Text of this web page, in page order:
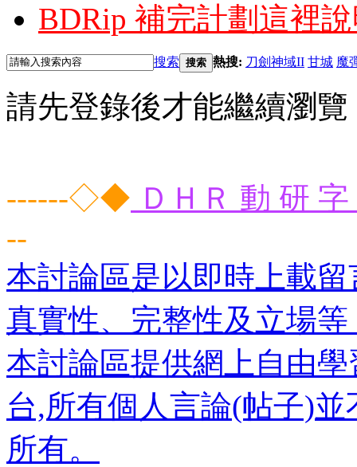
BDRip 補完計劃 這裡
搜索 搜索 熱搜: 刀劍神域II 甘城 魔
請先登錄後才能繼續瀏覽
------◇◆ ＤＨＲ 動 研
--
本討論區是以即時上載
真實性、完整性及立場
本討論區提供網上自由
台,所有個人言論(帖子)
所有。